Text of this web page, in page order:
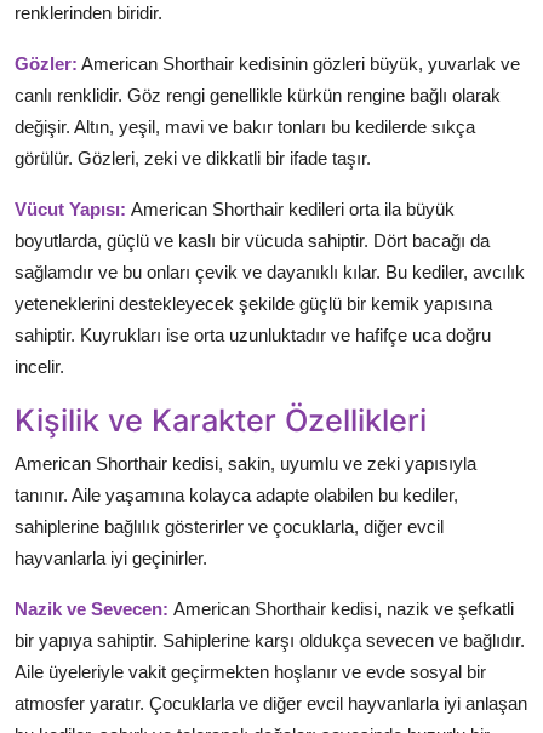
renklerinden biridir.
Gözler: American Shorthair kedisinin gözleri büyük, yuvarlak ve
canlı renklidir. Göz rengi genellikle kürkün rengine bağlı olarak
değişir. Altın, yeşil, mavi ve bakır tonları bu kedilerde sıkça
görülür. Gözleri, zeki ve dikkatli bir ifade taşır.
Vücut Yapısı: American Shorthair kedileri orta ila büyük
boyutlarda, güçlü ve kaslı bir vücuda sahiptir. Dört bacağı da
sağlamdır ve bu onları çevik ve dayanıklı kılar. Bu kediler, avcılık
yeteneklerini destekleyecek şekilde güçlü bir kemik yapısına
sahiptir. Kuyrukları ise orta uzunluktadır ve hafifçe uca doğru
incelir.
Kişilik ve Karakter Özellikleri
American Shorthair kedisi, sakin, uyumlu ve zeki yapısıyla
tanınır. Aile yaşamına kolayca adapte olabilen bu kediler,
sahiplerine bağlılık gösterirler ve çocuklarla, diğer evcil
hayvanlarla iyi geçinirler.
Nazik ve Sevecen: American Shorthair kedisi, nazik ve şefkatli
bir yapıya sahiptir. Sahiplerine karşı oldukça sevecen ve bağlıdır.
Aile üyeleriyle vakit geçirmekten hoşlanır ve evde sosyal bir
atmosfer yaratır. Çocuklarla ve diğer evcil hayvanlarla iyi anlaşan